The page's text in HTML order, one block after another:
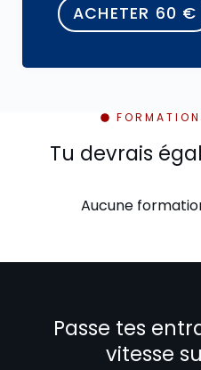
ACHETER 60 €
Tu devrais
Aucune
Passe tes
vitesse